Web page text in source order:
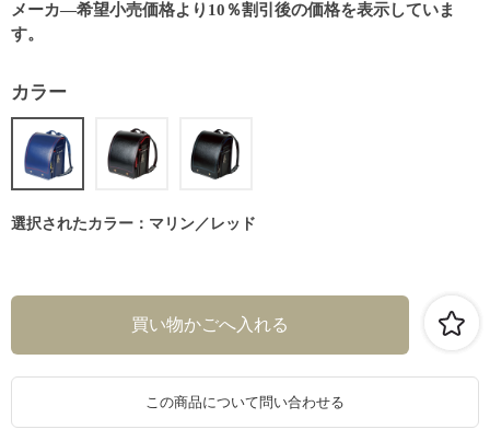
メーカ―希望小売価格より10％割引後の価格を表示していま
す。
カラー
選択されたカラー：マリン／レッド
この商品について問い合わせる